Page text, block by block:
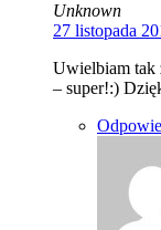
Unknown
27 listopada
Uwielbiam tak
– super!:)